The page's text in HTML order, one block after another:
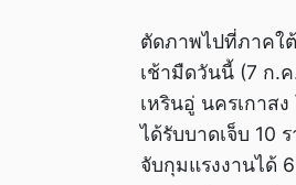
ตัดภาพไปที่ภาคใ
เช้ามืดวันนี้ (7 ก.
เหรินอู่ นครเกาส
ได้รับบาดเจ็บ 10
จับกุมแรงงานได้